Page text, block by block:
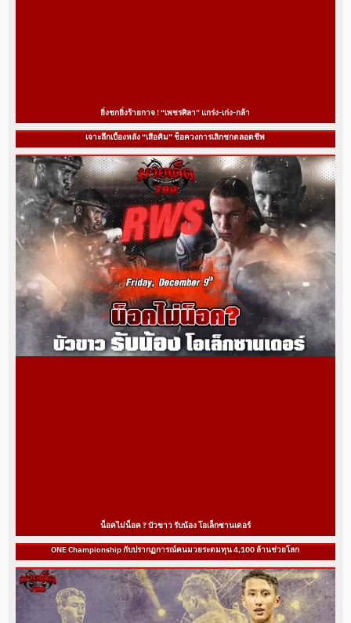
ยิ่งชกยิ่งร้ายกาจ ! “เพชรศิลา” แกร่ง-เก่ง-กล้า
เจาะลึกเบื้องหลัง “เสือคิม” ช็อควงการเลิกชกตลอดชีพ
น็อคไม่น็อค ? บัวขาว รับน้อง โอเล็กซานเดอร์
ONE Championship กับปรากฏการณ์คนมวยระดมทุน 4,100 ล้านช่วยโลก